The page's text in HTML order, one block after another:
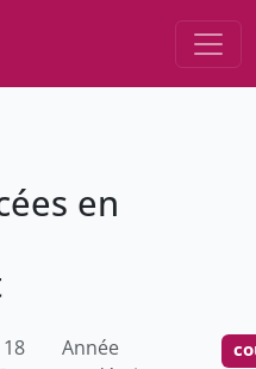
en
Année